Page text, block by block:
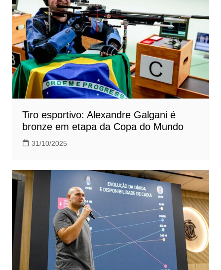
Tiro esportivo: Alexandre Galgani é
bronze em etapa da Copa do Mundo
31/10/2025